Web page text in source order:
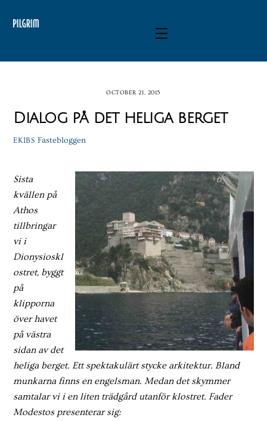
Menu
OCTOBER 21, 2015
Dialog på det heliga berget
EKIBS Fastebloggen
Sista
kvällen på
Athos
tillbringar
vi i
Dionysioskl
ostret, byggt
på
klipporna
över havet
på västra
sidan av det
heliga berget. Ett spektakulärt stycke arkitektur. Bland
munkarna finns en engelsman. Medan det skymmer
samtalar vi i en liten trädgård utanför klostret. Fader
Modestos presenterar sig: